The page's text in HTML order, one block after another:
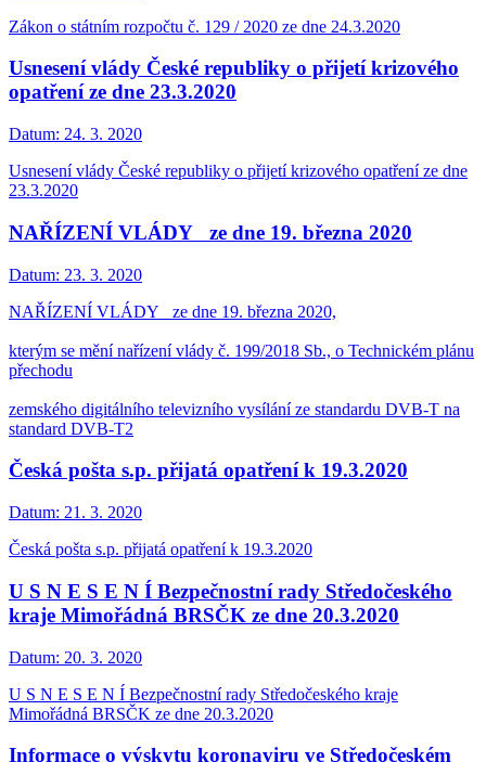
Zákon o státním rozpočtu č. 129 / 2020 ze dne 24.3.2020
Usnesení vlády České republiky o přijetí krizového
opatření ze dne 23.3.2020
Datum: 24. 3. 2020
Usnesení vlády České republiky o přijetí krizového opatření ze dne
23.3.2020
NAŘÍZENÍ VLÁDY ze dne 19. března 2020
Datum: 23. 3. 2020
NAŘÍZENÍ VLÁDY ze dne 19. března 2020,
kterým se mění nařízení vlády č. 199/2018 Sb., o Technickém plánu
přechodu
zemského digitálního televizního vysílání ze standardu DVB-T na
standard DVB-T2
Česká pošta s.p. přijatá opatření k 19.3.2020
Datum: 21. 3. 2020
Česká pošta s.p. přijatá opatření k 19.3.2020
U S N E S E N Í Bezpečnostní rady Středočeského
kraje Mimořádná BRSČK ze dne 20.3.2020
Datum: 20. 3. 2020
U S N E S E N Í Bezpečnostní rady Středočeského kraje
Mimořádná BRSČK ze dne 20.3.2020
Informace o výskytu koronaviru ve Středočeském